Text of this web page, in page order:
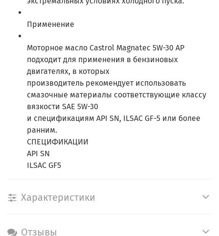
Применение
Моторное масло Castrol Magnatec 5W-30 AP
подходит для применения в бензиновых
двигателях, в которых
производитель рекомендует использовать
смазочные материалы соответствующие классу
вязкости SAE 5W-30
и спецификациям API SN, ILSAC GF-5 или более
ранним.
СПЕЦИФИКАЦИИ
API SN
ILSAC GF5
Характеристики
Отзывы